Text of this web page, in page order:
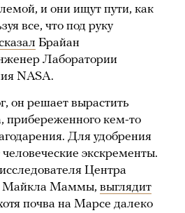
и они ищут пути, как
все, что под руку
Брайан
Лаборатории
NASA.
он решает вырастить
прибереженного кем-то
Для удобрения
экскременты.
Центра
Майкла Маммы, выглядит
почва на Марсе далеко